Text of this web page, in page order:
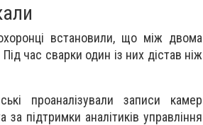
встановили, що між двома
час сварки один із них дістав ніж
проаналізували записи камер
підтримки аналітиків управління